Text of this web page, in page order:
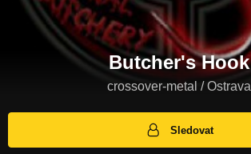
Butcher's Hook
crossover-metal / Ostrava
Sledovat